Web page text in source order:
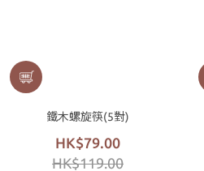
鐵木螺旋筷(5對)
HK$79.00
HK$119.00